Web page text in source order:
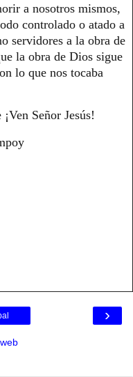
a nosotros mismos,
controlado o atado a
servidores a la obra de
la obra de Dios sigue
lo que nos tocaba
Señor Jesús!
›